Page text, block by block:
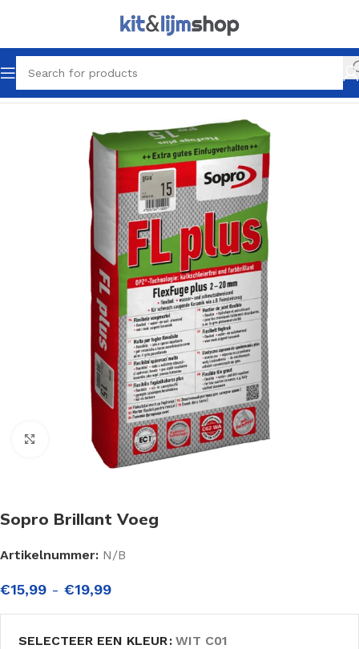
Home Tegel Lijm & Voegen
Click to enlarge
Sopro Brillant Voeg
Artikelnummer: N/B
€15,99 - €19,99
SELECTEER EEN KLEUR WIT C01